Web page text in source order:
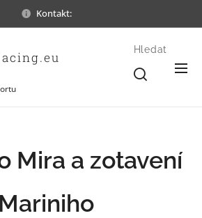
Kontakt:
Hledat
Mira a zotavení
Mariniho